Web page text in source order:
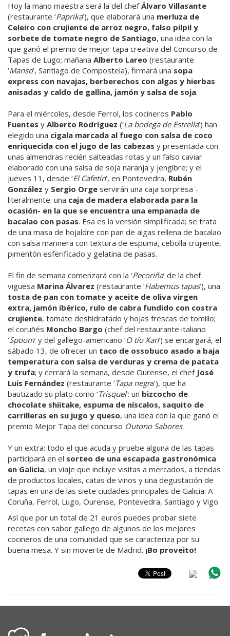
Hoy la mano maestra será la del chefÁlvaro Villasante
(restaurante ‘Paprika’), que elaborará una merluza de
Celeiro con crujiente de arroz negro, falso pilpil y
sorbete de tomate negro de Santiago, una idea con la
que ganó el premio de mejor tapa creativa del Concurso de
Tapas de Lugo; mañana Alberto Lareo (restaurante
‘Manso’, Santiago de Compostela), firmará una sopa
express con navajas, berberechos con algas y hierbas
anisadas y caldo de gallina, jamón y salsa de soja.
Para el miércoles, desde Ferrol, los cocineros Pablo
Fuentes y Alberto Rodríguez (‘La bodega de Estrella’) han
elegido una cigala marcada al fuego con salsa de coco
enriquecida con el jugo de las cabezas y presentada con
unas almendras recién salteadas rotas y un falso caviar
elaborado con una salsa de soja naranja y jengibre; y el
jueves 11, desde ‘El Cafetín’, en Pontevedra, Rubén
González y Sergio Orge servirán una caja sorpresa -
literalmente: una caja de madera elaborada para la
ocasión- en la que se encuentra una empanada de
bacalao con pasas. Esa es la versión simplificada; se trata
de una masa de hojaldre con pan de algas rellena de bacalao
con salsa marinera con textura de espuma, cebolla crujiente,
pimentón esferificado y gelatina de pasas.
El fin de semana comenzará con la ‘Pecoriña’ de la chef
viguesa Marina Álvarez (restaurante ‘Habemus tapas’), una
tosta de pan con tomate y aceite de oliva virgen
extra, jamón ibérico, rulo de cabra fundido con costra
crujiente, tomate deshidratado y hojas frescas de tomillo;
el coruñés Moncho Bargo (chef del restaurante italiano
‘Spoom’ y del gallego-americano ‘O tío Xan’) se encargará, el
sábado 13, de ofrecer un taco de ossobuco asado a baja
temperatura con salsa de verduras y crema de patata
y trufa; y cerrará la semana, desde Ourense, el chef José
Luis Fernández (restaurante ‘Tapa negra’), que ha
bautizado su plato como ‘Trisquel’: un bizcocho de
chocolate shiitake, espuma de níscalos, saquito de
carrilleras en su jugo y queso, una idea con la que ganó el
premio Mejor Tapa del concurso Outono Sabores.
Y un extra: todo el que acuda y pruebe alguna de las tapas
participará en el sorteo de una escapada gastronómica
en Galicia, un viaje que incluye visitas a mercados, a tiendas
de productos locales, catas de vinos y una degustación de
tapas en una de las siete ciudades principales de Galicia: A
Coruña, Ferrol, Lugo, Ourense, Pontevedra, Santiago y Vigo.
Así que por un total de 21 euros puedes probar siete
recetas con sabor gallego de algunos de los mejores
cocineros de una comunidad que se caracteriza por su
buena mesa. Y sin moverte de Madrid. ¡Bo proveito!